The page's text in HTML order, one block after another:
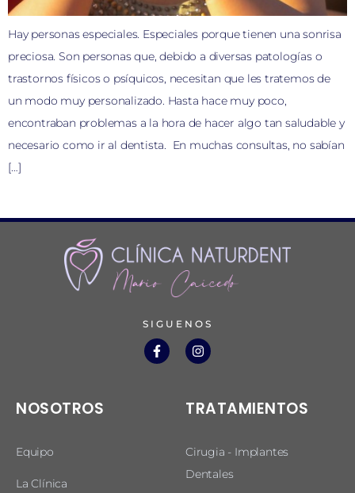
Hay personas especiales. Especiales porque tienen una sonrisa
preciosa. Son personas que, debido a diversas patologías o
trastornos físicos o psíquicos, necesitan que les tratemos de
un modo muy personalizado. Hasta hace muy poco,
encontraban problemas a la hora de hacer algo tan saludable y
necesario como ir al dentista. En muchas consultas, no sabían
[…]
SIGUENOS
NOSOTROS
Equipo
La Clínica
TRATAMIENTOS
Cirugia - Implantes
Dentales